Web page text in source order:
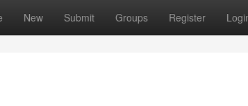
New Submit Groups Register